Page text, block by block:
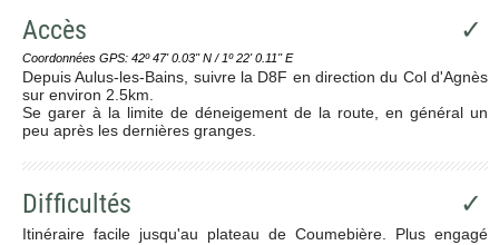
Accès ✓
Coordonnées GPS: 42º 47' 0.03'' N / 1º 22' 0.11'' E
Depuis Aulus-les-Bains, suivre la D8F en direction du Col d'Agnès
sur environ 2.5km.
Se garer à la limite de déneigement de la route, en général un
peu après les dernières granges.
Difficultés ✓
Itinéraire facile jusqu'au plateau de Coumebière. Plus engagé